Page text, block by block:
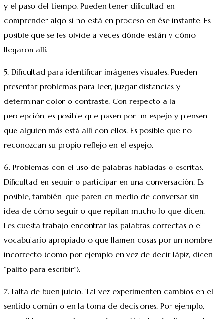
y el paso del tiempo. Pueden tener dificultad en
comprender algo si no está en proceso en ése instante. Es
posible que se les olvide a veces dónde están y cómo
llegaron allí.
5. Dificultad para identificar imágenes visuales. Pueden
presentar problemas para leer, juzgar distancias y
determinar color o contraste. Con respecto a la
percepción, es posible que pasen por un espejo y piensen
que alguien más está allí con ellos. Es posible que no
reconozcan su propio reflejo en el espejo.
6. Problemas con el uso de palabras habladas o escritas.
Dificultad en seguir o participar en una conversación. Es
posible, también, que paren en medio de conversar sin
idea de cómo seguir o que repitan mucho lo que dicen.
Les cuesta trabajo encontrar las palabras correctas o el
vocabulario apropiado o que llamen cosas por un nombre
incorrecto (como por ejemplo en vez de decir lápiz, dicen
“palito para escribir”).
7. Falta de buen juicio. Tal vez experimenten cambios en el
sentido común o en la toma de decisiones. Por ejemplo,